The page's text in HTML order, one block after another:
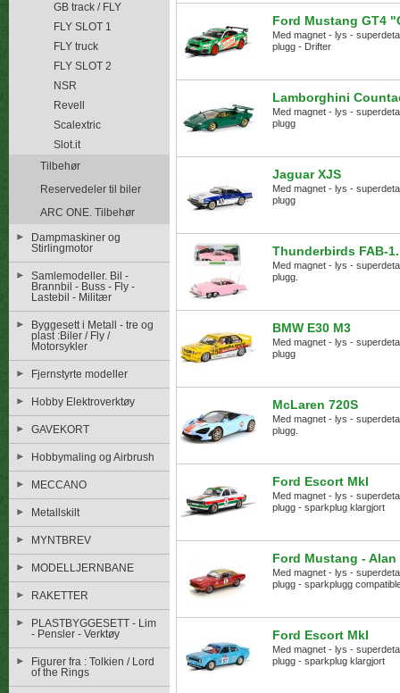
GB track / FLY
FLY SLOT 1
FLY truck
FLY SLOT 2
NSR
Revell
Scalextric
Slot.it
Tilbehør
Reservedeler til biler
ARC ONE. Tilbehør
Dampmaskiner og
Stirlingmotor
Samlemodeller. Bil -
Brannbil - Buss - Fly -
Lastebil - Militær
Byggesett i Metall - tre og
plast :Biler / Fly /
Motorsykler
Fjernstyrte modeller
Hobby Elektroverktøy
GAVEKORT
Hobbymaling og Airbrush
MECCANO
Metallskilt
MYNTBREV
MODELLJERNBANE
RAKETTER
PLASTBYGGESETT - Lim
- Pensler - Verktøy
Figurer fra : Tolkien / Lord
of the Rings
Ford Mustang GT4
Med magnet - lys -
plugg - Drifter
Lamborghini
Med magnet - lys -
plugg
Jaguar XJS
Med magnet - lys -
plugg
Thunderbirds FAB-
Med magnet - lys -
plugg.
BMW E30 M3
Med magnet - lys -
plugg
McLaren 720S
Med magnet - lys -
plugg.
Ford Escort MkI
Med magnet - lys -
plugg - sparkplug klargjort
Ford Mustang -
Med magnet - lys -
plugg - sparkplugg
Ford Escort MkI
Med magnet - lys -
plugg - sparkplug klargjort